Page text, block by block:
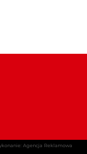
Agencja Reklamowa